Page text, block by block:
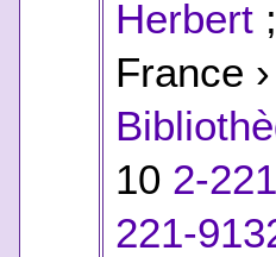
Herbert
France
10 2-
221-